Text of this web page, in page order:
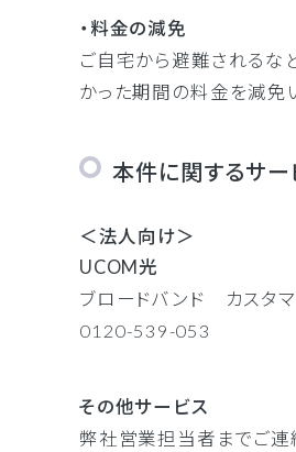
・料金の減免
ご自宅から避難されるな
かった期間の料金を減免
本件に関するサ
＜法人向け＞
UCOM光
ブロードバンド カスタ
0120-539-053
その他サービス
弊社営業担当者までご